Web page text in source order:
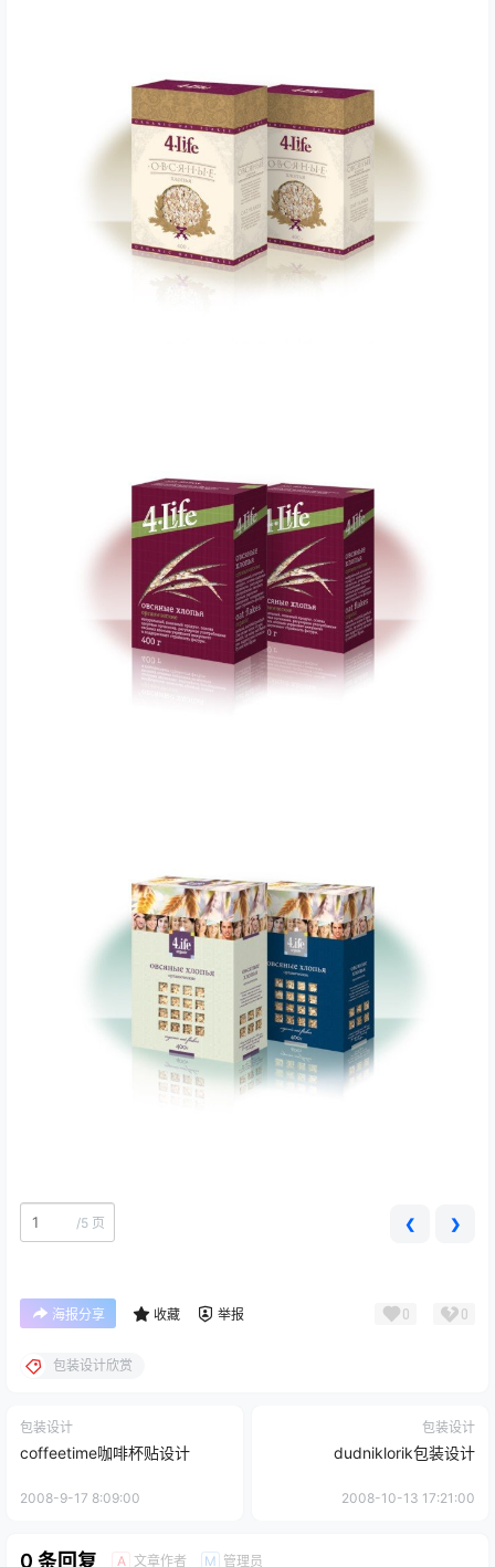
/5 页 ❮ ❯
海报分享 收藏 举报 0 0
包装设计欣赏
包装设计
coffeetime咖啡杯贴设计
2008-9-17 8:09:00
包装设计
dudniklorik包装设计
2008-10-13 17:21:00
0 条回复 A 文章作者 M 管理员